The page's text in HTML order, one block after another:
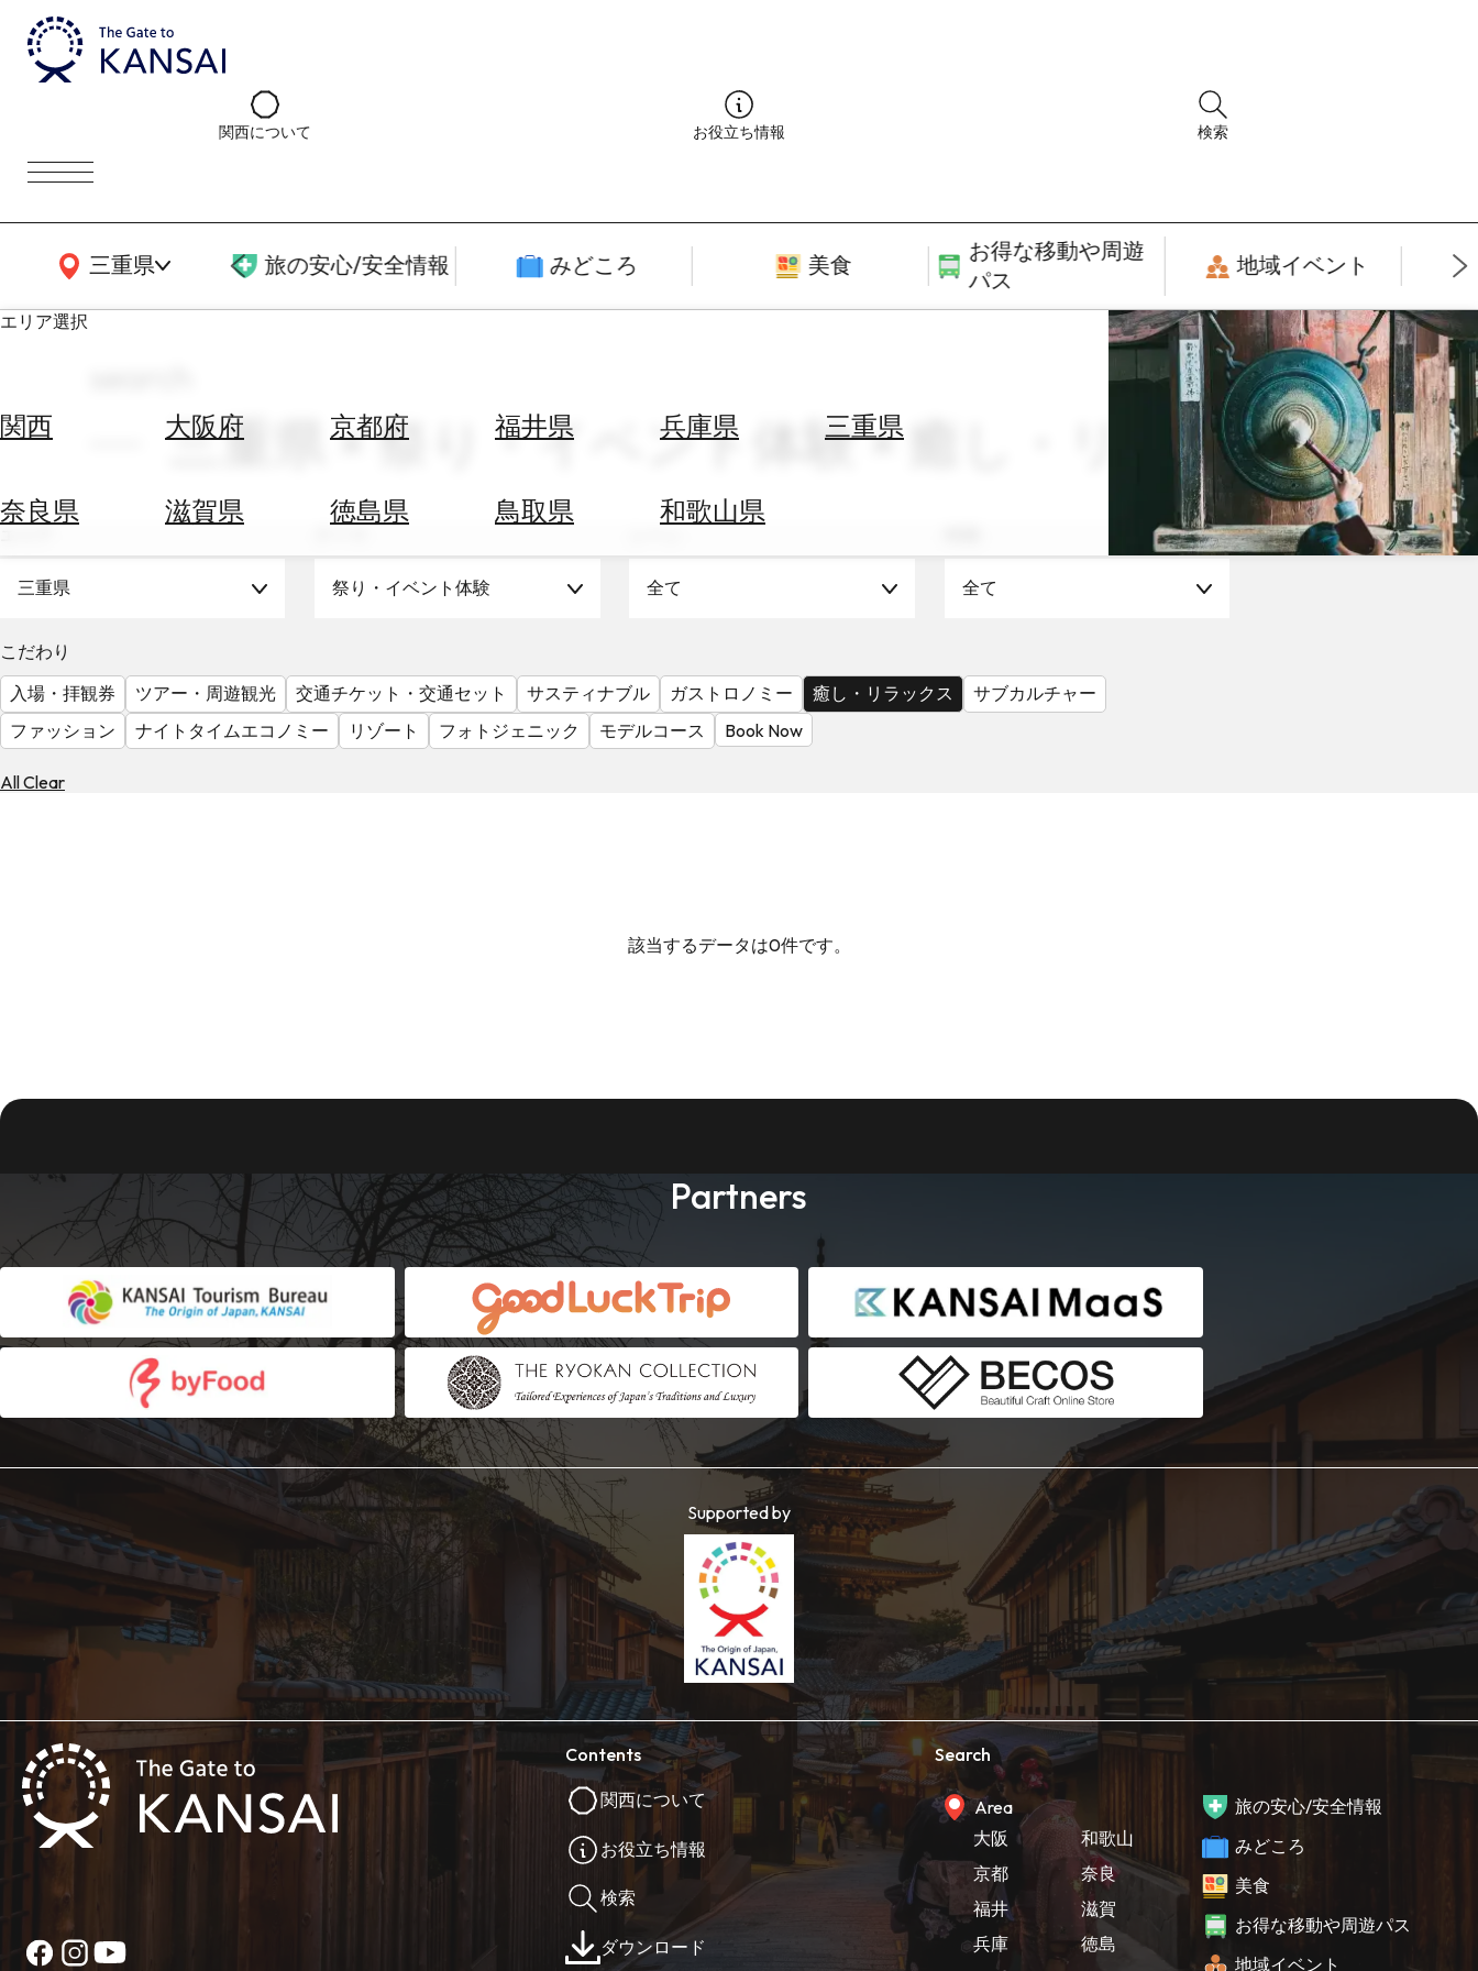
関西について お役立ち情報 検索
三重県
関西広域MAP 旅の安心/安全情報 みどころ 美食
お得な移動や周遊
パス
地域イベント
エリア選択
関西 大阪府 京都府 福井県 兵庫県 三重県
奈良県 滋賀県 徳島県 鳥取県 和歌山県
ホ
す
替
を
調
べ
天
三重県 × 祭り・イベント体験 × 癒し・リラックス
三重県 祭り・イベント体験 全て 全て
こだわり
入場・拝観券
ツアー・周遊観光 交通チケット・交通セット サスティナブル ガストロノミー 癒し・リラックス
サブカルチャー
ファッション
ナイトタイムエコノミー リゾート フォトジェニック モデルコース Book Now
All Clear
該当するデータは0件です。
Partners
Supported by
Contents
関西について
お役立ち情報
検索
ダウンロード
Search
Area
大阪
京都
福井
兵庫
和歌山
奈良
滋賀
徳島
旅の安心/安全情報
みどころ
美食
お得な移動や周遊パス
地域イベント